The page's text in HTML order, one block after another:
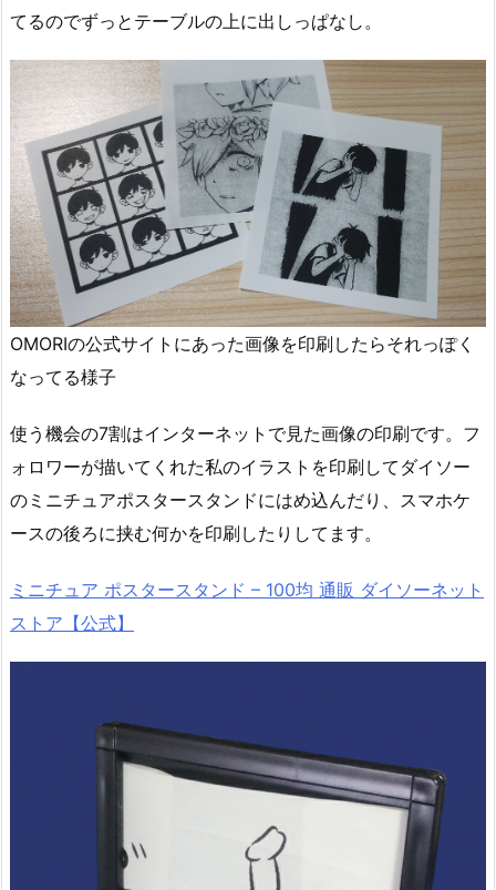
てるのでずっとテーブルの上に出しっぱなし。
OMORIの公式サイトにあった画像を印刷したらそれっぽく
なってる様子
使う機会の7割はインターネットで見た画像の印刷です。フ
ォロワーが描いてくれた私のイラストを印刷してダイソー
のミニチュアポスタースタンドにはめ込んだり、スマホケ
ースの後ろに挟む何かを印刷したりしてます。
ミニチュア ポスタースタンド – 100均 通販 ダイソーネット
ストア【公式】